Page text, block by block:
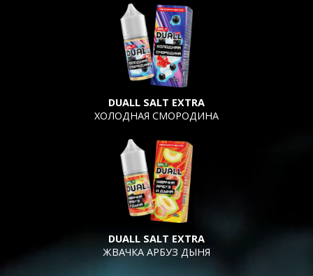
DUALL SALT EXTRA
ХОЛОДНАЯ СМОРОДИНА
DUALL SALT EXTRA
ЖВАЧКА АРБУЗ ДЫНЯ